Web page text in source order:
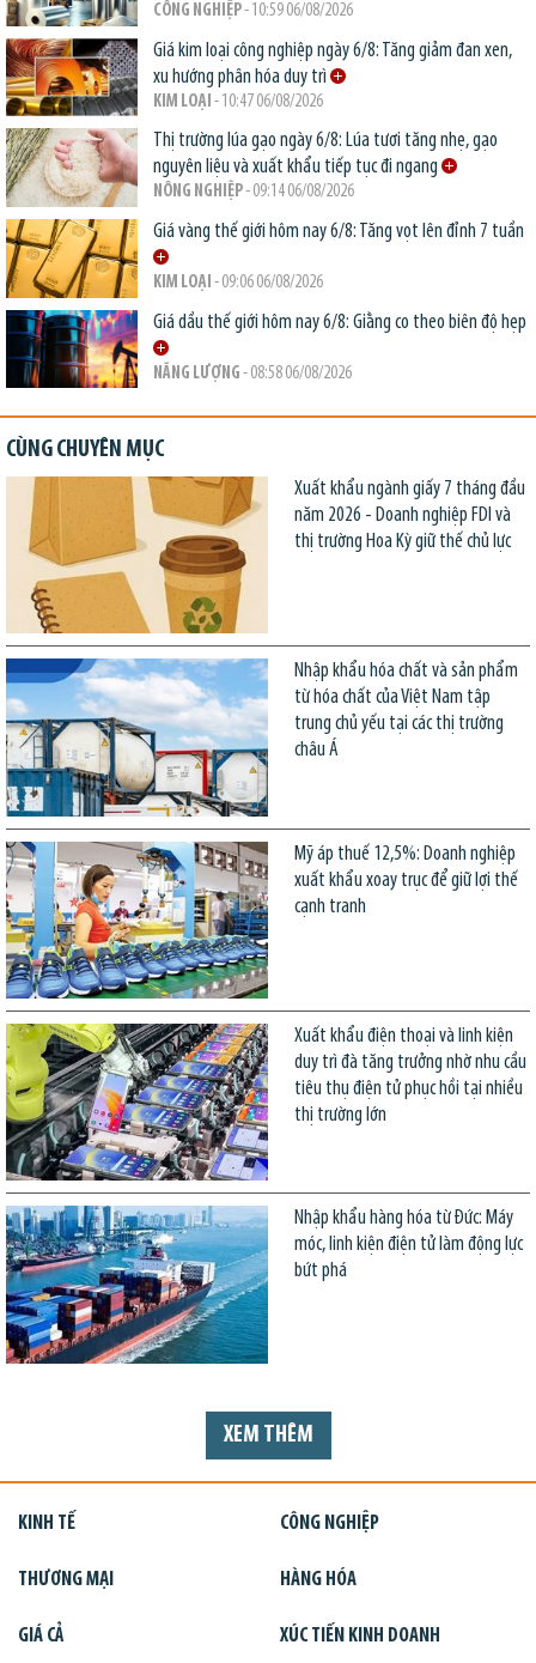
CÔNG NGHIỆP- 10:59 06/08/2026
Giá kim loại công nghiệp ngày 6/8: Tăng giảm đan xen,
xu hướng phân hóa duy trì
KIM LOẠI - 10:47 06/08/2026
Thị trường lúa gạo ngày 6/8: Lúa tươi tăng nhẹ, gạo
nguyên liệu và xuất khẩu tiếp tục đi ngang
NÔNG NGHIỆP- 09:14 06/08/2026
Giá vàng thế giới hôm nay 6/8: Tăng vọt lên đỉnh 7 tuần
KIM LOẠI - 09:06 06/08/2026
Giá dầu thế giới hôm nay 6/8: Giằng co theo biên độ hẹp
NĂNG LƯỢNG - 08:58 06/08/2026
CÙNG CHUYÊN MỤC
Xuất khẩu ngành giấy 7 tháng đầu
năm 2026 - Doanh nghiệp FDI và
thị trường Hoa Kỳ giữ thế chủ lực
Nhập khẩu hóa chất và sản phẩm
từ hóa chất của Việt Nam tập
trung chủ yếu tại các thị trường
châu Á
Mỹ áp thuế 12,5%: Doanh nghiệp
xuất khẩu xoay trục để giữ lợi thế
cạnh tranh
Xuất khẩu điện thoại và linh kiện
duy trì đà tăng trưởng nhờ nhu cầu
tiêu thụ điện tử phục hồi tại nhiều
thị trường lớn
Nhập khẩu hàng hóa từ Đức: Máy
móc, linh kiện điện tử làm động lực
bứt phá
XEM THÊM
KINH TẾ CÔNG NGHIỆP
THƯƠNG MẠI HÀNG HÓA
GIÁ CẢ XÚC TIẾN KINH DOANH